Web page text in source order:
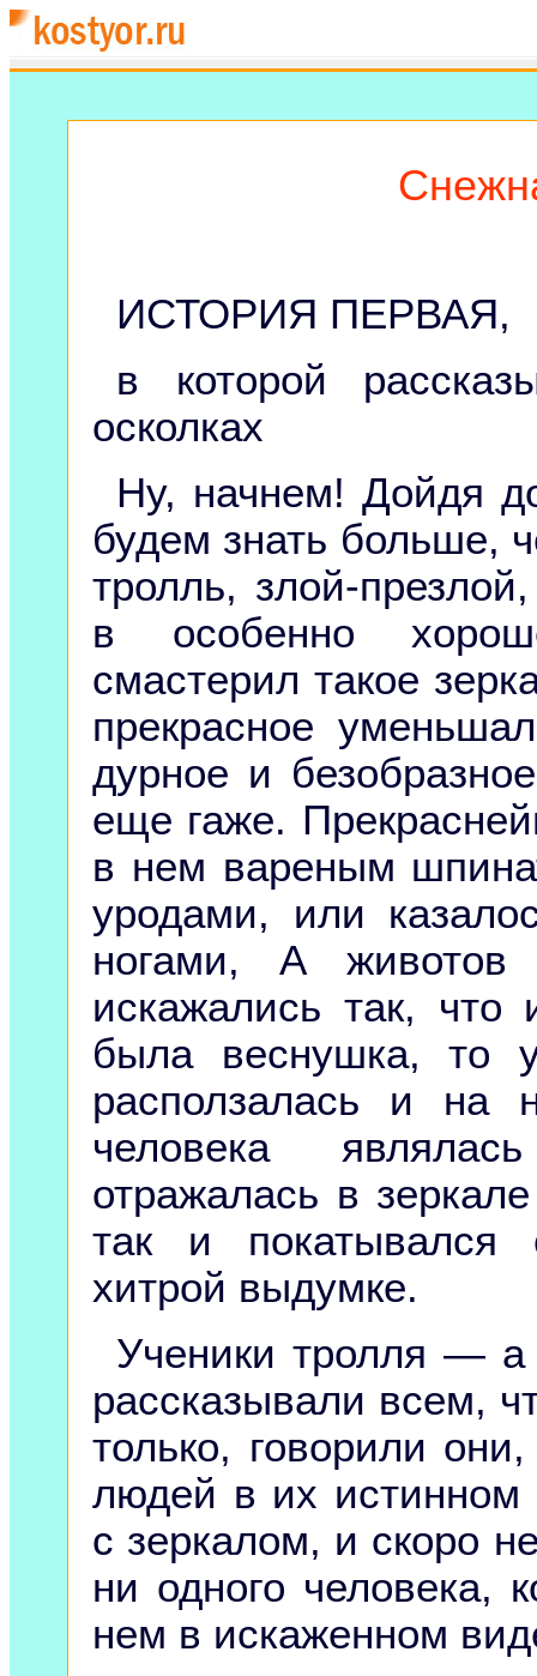
ИСТОРИЯ ПЕРВАЯ,
в которой
осколках
Ну, начнем! Дойдя
будем знать больше,
тролль, злой-
в особенно
смастерил такое
прекрасное
дурное и
еще гаже.
в нем вареным
уродами, или
ногами, А
искажались так,
была веснушка, то
расползалась и
человека
отражалась в
так и покатывался
хитрой выдумке.
Ученики тролля —
рассказывали всем,
только, говорили
людей в их истинном
с зеркалом, и скоро
ни одного человека,
нем в искаженном